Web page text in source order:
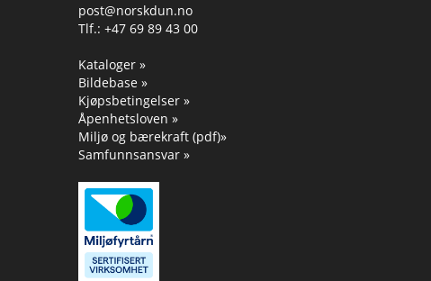
post@norskdun.no
Tlf.: +47 69 89 43 00
Kataloger »
Bildebase »
Kjøpsbetingelser »
Åpenhetsloven »
Miljø og bærekraft (pdf)»
Samfunnsansvar »